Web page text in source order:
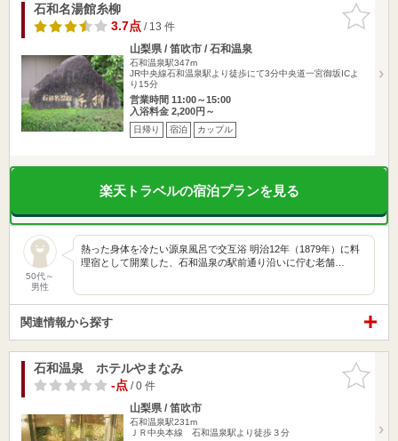
お気に入
りに追加
石和名湯館糸柳
3.7点/ 13 件
山梨県 / 笛吹市 / 石和温泉
石和温泉駅347m
JR中央線石和温泉駅より徒歩にて3分中央道一宮御坂ICよ
り15分
営業時間 11:00～15:00
入浴料金 2,200円～
日帰り 宿泊 カップル
楽天トラベルの宿泊プランを見る
50代～
男性
熱った身体を冷たい源泉風呂で交互浴 明治12年（1879年）に料
理宿として開業した、石和温泉の駅前通り沿いに佇む老舗…
関連情報から探す
お気に入
りに追加
石和温泉 ホテルやまなみ
-点/ 0 件
山梨県 / 笛吹市
石和温泉駅231m
ＪＲ中央本線 石和温泉駅より徒歩３分